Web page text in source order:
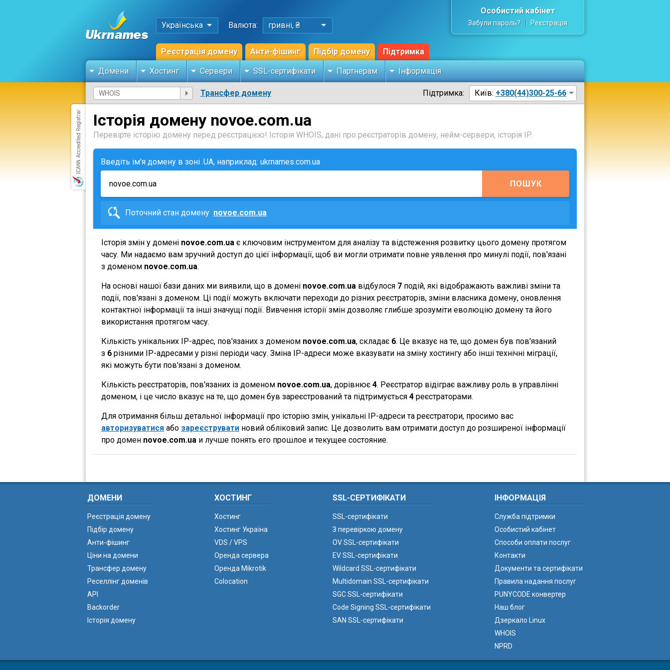
Українська Валюта: гривні, ₴
Реєстрація домену Анти-фішинг Підбір домену Підтримка
Особистий кабінет
Забули пароль? Реєстрація
Домени Хостинг Сервери SSL-сертифікати Партнерам Інформація
Трансфер домену Підтримка: Київ: +380(44)300-25-66
Історія домену novoe.com.ua
Перевірте історію домену перед реєстрацією! Історія WHOIS, дані про реєстраторів домену, нейм-сервери, історія IP.
Введіть ім'я домену в зоні .UA, наприклад: ukrnames.com.ua
ПОШУК
Поточний стан домену novoe.com.ua
Історія змін у домені novoe.com.ua є ключовим інструментом для аналізу та відстеження розвитку цього домену протягом
часу. Ми надаємо вам зручний доступ до цієї інформації, щоб ви могли отримати повне уявлення про минулі події, пов'язані
з доменом novoe.com.ua.
На основі нашої бази даних ми виявили, що в домені novoe.com.ua відбулося 7 подій, які відображають важливі зміни та
події, пов'язані з доменом. Ці події можуть включати переходи до різних реєстраторів, зміни власника домену, оновлення
контактної інформації та інші значущі події. Вивчення історії змін дозволяє глибше зрозуміти еволюцію домену та його
використання протягом часу.
Кількість унікальних IP-адрес, пов'язаних з доменом novoe.com.ua, складає 6. Це вказує на те, що домен був пов'язаний
з 6 різними IP-адресами у різні періоди часу. Зміна IP-адреси може вказувати на зміну хостингу або інші технічні міграції,
які можуть бути пов'язані з доменом.
Кількість реєстраторів, пов'язаних із доменом novoe.com.ua, дорівнює 4. Реєстратор відіграє важливу роль в управлінні
доменом, і це число вказує на те, що домен був зареєстрований та підтримується 4 реєстраторами.
Для отримання більш детальної інформації про історію змін, унікальні IP-адреси та реєстратори, просимо вас
авторизуватися або зареєструвати новий обліковий запис. Це дозволить вам отримати доступ до розширеної інформації
про домен novoe.com.ua и лучше понять его прошлое и текущее состояние.
ДОМЕНИ
Реєстрація домену
Підбір домену
Анти-фішинг
Ціни на домени
Трансфер домену
Реселлінг доменів
API
Backorder
Історія домену
ХОСТИНГ
Хостинг
Хостинг Україна
VDS / VPS
Оренда сервера
Оренда Mikrotik
Colocation
SSL-СЕРТИФІКАТИ
SSL-сертифікати
З перевіркою домену
OV SSL-сертифікати
EV SSL-сертифікати
Wildcard SSL-сертифікати
Multidomain SSL-сертифікати
SGC SSL-сертифікати
Code Signing SSL-сертифікати
SAN SSL-сертифікати
ІНФОРМАЦІЯ
Служба підтримки
Особистий кабінет
Способи оплати послуг
Контакти
Документи та сертифікати
Правила надання послуг
PUNYCODE конвертер
Наш блог
Дзеркало Linux
WHOIS
NPRD